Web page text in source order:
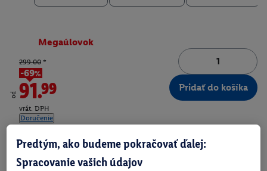
Megaúlovok
od
299.00 *
-69%
91.99
vrát. DPH
Doručenie
Pridať do košíka
Predtým, ako budeme pokračovať ďalej:
Spracovanie vašich údajov